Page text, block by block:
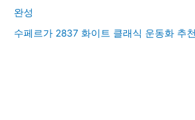
완성
수페르가 2837 화이트 클래식 운동화 추천